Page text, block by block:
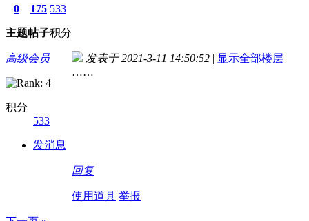
0
主题
175
帖子
533
积分
高级会员
积分
533
发消息
发表于 2021-3-11 14:50:52 | 显示全部楼层
……
回复
使用道具 举报